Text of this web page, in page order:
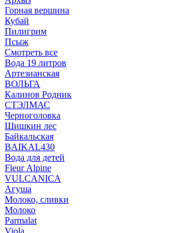
Горная вершина
Кубай
Пилигрим
Псыж
Смотреть все
Вода 19 литров
Артезианская
ВОЛЬГА
Калинов Родник
СТЭЛМАС
Черноголовка
Шишкин лес
Байкальская
BAIKAL430
Вода для детей
Fleur Alpine
VULCANICA
Агуша
Молоко, сливки
Молоко
Parmalat
Viola